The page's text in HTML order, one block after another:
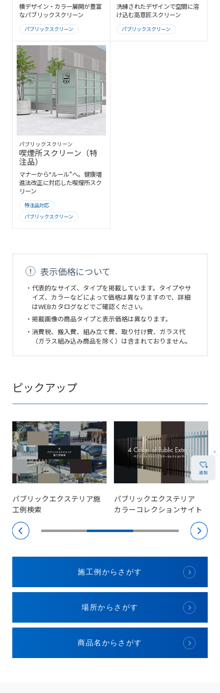
横デザイン・カラー展開が豊富
なパブリックスクリーン
パブリックスクリーン
洗練されたデザインで空間に溶
け込む高意匠スクリーン
パブリックスクリーン
パブリックスクリーン
喫煙所スクリーン（特
注品）
マナーから“ルール”へ。健康増
進法改正に対応した喫煙所スク
リーン
特注品対応
パブリックスクリーン
表示価格について
・代表的なサイズ、タイプを掲載しています。タイプやサ
イズ、カラーなどによって価格は異なりますので、詳細
はWEBカタログなどでご確認ください。
・掲載画像の商品タイプと表示価格は異なります。
・消費税、搬入費、組み立て費、取り付け費、ガラス代
（ガラス組み込み商品を除く）は含まれておりません。
ピックアップ
パブリックエクステリア施
工例検索
パブリックエクステリア
カラーコレクションサイト
施工例からさがす
場所からさがす
商品名からさがす